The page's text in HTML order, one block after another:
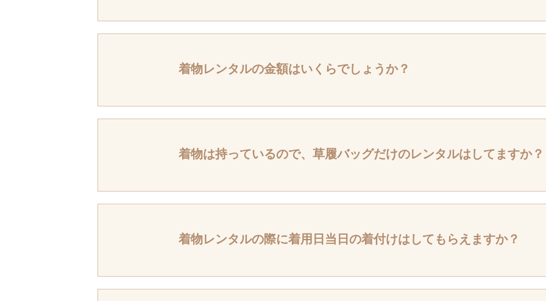
着物、長襦袢、帯、帯締め、帯揚げが主な5点になります。
※伊達衿・・・着物の衿に色の衿を重ねて着付けし、華やかさを演出するアイテム。一般的に
を入れないでシンプルにしていく傾向ですがTPOや出席の立場などどんな用途で着物を着て
着物レンタルの金額はいくらでしょうか？
￥28,000＋税～になります。柄や種類、着物の染織加工などによって金額が異なります。
着物は持っているので、草履バッグだけのレンタルはしてますか？
はい、お取り扱いしております。金額は￥5,000～10,000になります。種類やサイズによって
お時間を頂ければご用意ができるかと思いますが在庫状況が流動的なので詳細はお問い合わせ
着物レンタルの際に着用日当日の着付けはしてもらえますか？
はい、着付けもさせて頂きます。料金は着物レンタル料金に含まれていますので、ご安心く